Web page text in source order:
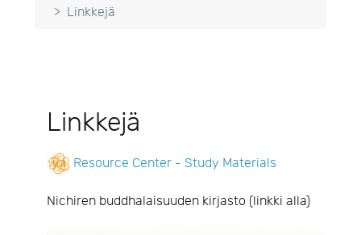
Linkkejä
Linkkejä
Resource Center - Study Materials
Nichiren buddhalaisuuden kirjasto (linkki alla)